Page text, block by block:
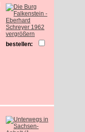
vergrößern
bestellen: